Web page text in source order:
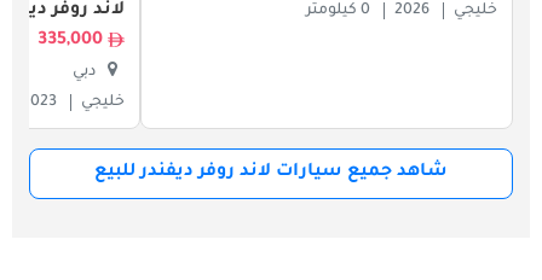
خليجي
2026 0 كيلومتر
لاند روفر
335,000
دبي
خليجي
2023
شاهد جميع سيارات لاند روفر ديفندر للبيع